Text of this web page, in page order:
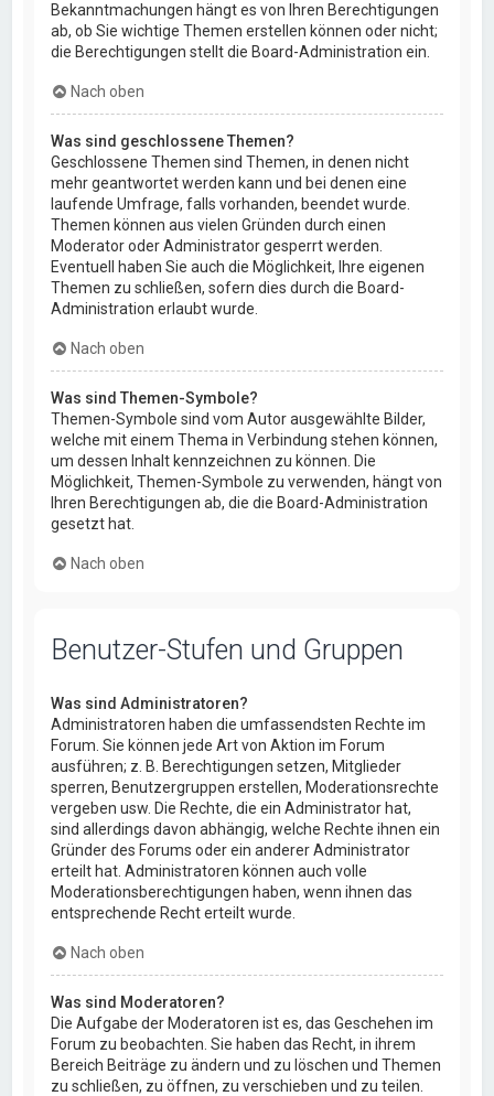
Bekanntmachungen hängt es von Ihren Berechtigungen
ab, ob Sie wichtige Themen erstellen können oder nicht;
die Berechtigungen stellt die Board-Administration ein.
Nach oben
Was sind geschlossene Themen?
Geschlossene Themen sind Themen, in denen nicht
mehr geantwortet werden kann und bei denen eine
laufende Umfrage, falls vorhanden, beendet wurde.
Themen können aus vielen Gründen durch einen
Moderator oder Administrator gesperrt werden.
Eventuell haben Sie auch die Möglichkeit, Ihre eigenen
Themen zu schließen, sofern dies durch die Board-
Administration erlaubt wurde.
Nach oben
Was sind Themen-Symbole?
Themen-Symbole sind vom Autor ausgewählte Bilder,
welche mit einem Thema in Verbindung stehen können,
um dessen Inhalt kennzeichnen zu können. Die
Möglichkeit, Themen-Symbole zu verwenden, hängt von
Ihren Berechtigungen ab, die die Board-Administration
gesetzt hat.
Nach oben
Benutzer-Stufen und Gruppen
Was sind Administratoren?
Administratoren haben die umfassendsten Rechte im
Forum. Sie können jede Art von Aktion im Forum
ausführen; z. B. Berechtigungen setzen, Mitglieder
sperren, Benutzergruppen erstellen, Moderationsrechte
vergeben usw. Die Rechte, die ein Administrator hat,
sind allerdings davon abhängig, welche Rechte ihnen ein
Gründer des Forums oder ein anderer Administrator
erteilt hat. Administratoren können auch volle
Moderationsberechtigungen haben, wenn ihnen das
entsprechende Recht erteilt wurde.
Nach oben
Was sind Moderatoren?
Die Aufgabe der Moderatoren ist es, das Geschehen im
Forum zu beobachten. Sie haben das Recht, in ihrem
Bereich Beiträge zu ändern und zu löschen und Themen
zu schließen, zu öffnen, zu verschieben und zu teilen.